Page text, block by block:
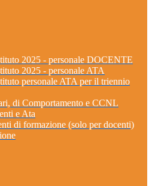
2025 - personale DOCENTE
2025 - personale ATA
personale ATA per il triennio
di Comportamento e CCNL
e Ata
di formazione (solo per docenti)